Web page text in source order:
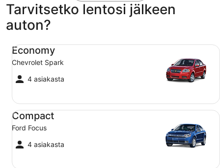
Tarvitsetko lentosi jälkeen
auton?
Economy
Chevrolet Spark
4 asiakasta
Economy Chevrolet Spark
Compact
Ford Focus
4 asiakasta
Compact Ford Focus